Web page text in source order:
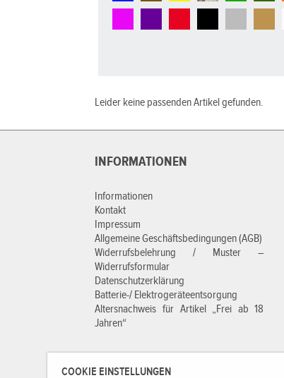
COOKIE EINSTELLUNGEN
Leider keine passenden Artikel gefunden.
INFORMATIONEN
Informationen
Kontakt
Impressum
Allgemeine Geschäftsbedingungen (AGB)
Widerrufsbelehrung / Muster –
Widerrufsformular
Datenschutzerklärung
Batterie-/ Elektrogeräteentsorgung
Altersnachweis für Artikel „Frei ab 18
Jahren“